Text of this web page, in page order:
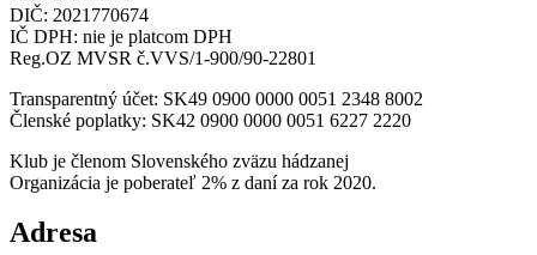
DIČ: 2021770674
IČ DPH: nie je platcom DPH
Reg.OZ MVSR č.VVS/1-900/90-22801
Transparentný účet: SK49 0900 0000 0051 2348 8002
Členské poplatky: SK42 0900 0000 0051 6227 2220
Klub je členom Slovenského zväzu hádzanej
Organizácia je poberateľ 2% z daní za rok 2020.
Adresa